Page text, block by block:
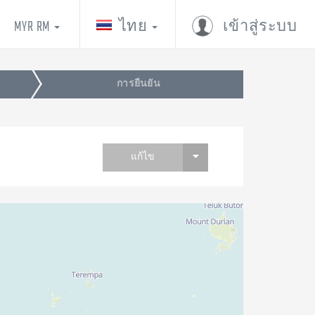
เข้าสู่ระบบ
ไทย
MYR RM
การยืนยัน
แก้ไข